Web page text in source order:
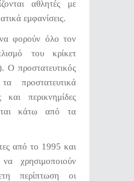
αθλητές με
εμφανίσεις.
φορούν όλο τον
του κρίκετ
Ο προστατευτικός
προστατευτικά
και περικνημίδες
κάτω από τα
από το 1995 και
χρησιμοποιούν
περίπτωση οι